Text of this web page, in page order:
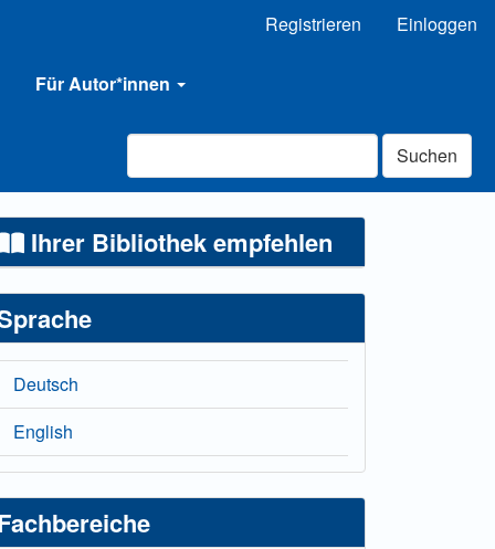
Registrieren Einloggen
Für Autor*innen
Suchen
Ihrer Bibliothek empfehlen
Deutsch
English